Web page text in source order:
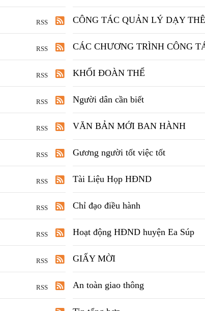
RSS CÔNG TÁC QUẢN LÝ DẠY
RSS CÁC CHƯƠNG TRÌNH CÔNG
RSS KHỐI ĐOÀN THỂ
RSS Người dân cần biết
RSS VĂN BẢN MỚI BAN HÀNH
RSS Gương người tốt việc tốt
RSS Tài Liệu Họp HĐND
RSS Chỉ đạo điều hành
RSS Hoạt động HĐND huyện Ea Súp
RSS GIẤY MỜI
RSS An toàn giao thông